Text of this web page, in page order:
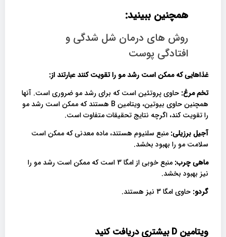
همچنین ببینید:
روش های درمان شل شدگی و
افتادگی پوست
غذاهایی که ممکن است رشد مو را تقویت کنند عبارتند از:
تخم مرغ: حاوی پروتئین است که برای رشد مو ضروری است. آنها
همچنین حاوی بیوتین، ویتامین B هستند که ممکن است رشد مو
را تقویت کند، اگرچه نتایج تحقیقات متفاوت است.
آجیل برزیلی: منبع سلنیوم هستند، ماده معدنی که ممکن است
سلامت مو را بهبود بخشد.
ماهی چرب:
منبع خوبی از امگا 3 است که ممکن است رشد مو را
نیز بهبود بخشد.
گردو: حاوی امگا 3 نیز هستند.
ویتامین بیشتری دریافت کنید